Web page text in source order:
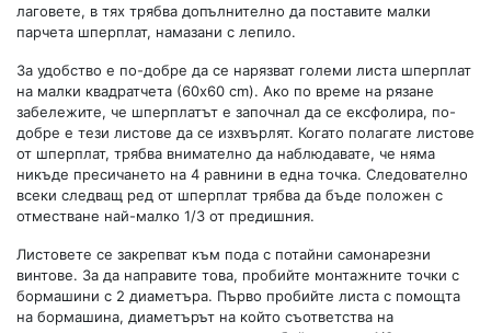
лаговете, в тях трябва допълнително да поставите малки
парчета шперплат, намазани с лепило.
За удобство е по-добре да се нарязват големи листа шперплат
на малки квадратчета (60x60 cm). Ако по време на рязане
забележите, че шперплатът е започнал да се ексфолира, по-
добре е тези листове да се изхвърлят. Когато полагате листове
от шперплат, трябва внимателно да наблюдавате, че няма
никъде пресичането на 4 равнини в една точка. Следователно
всеки следващ ред от шперплат трябва да бъде положен с
отместване най-малко 1/3 от предишния.
Листовете се закрепват към пода с потайни самонарезни
винтове. За да направите това, пробийте монтажните точки с
бормашини с 2 диаметъра. Първо пробийте листа с помощта
на бормашина, диаметърът на който съответства на